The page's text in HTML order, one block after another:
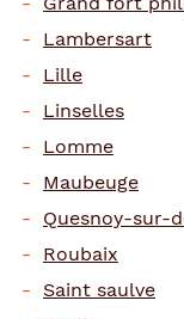
Lambersart
Lille
Linselles
Lomme
Maubeuge
Quesnoy-sur-
Roubaix
Saint saulve